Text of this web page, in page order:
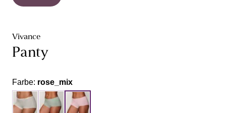
Vivance
Panty
Farbe: rose_mix